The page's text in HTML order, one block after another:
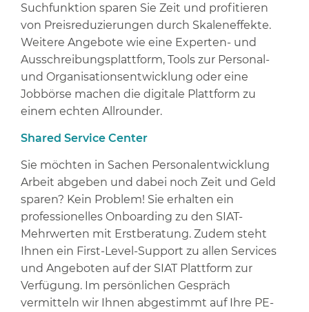
Suchfunktion sparen Sie Zeit und profitieren
von Preisreduzierungen durch Skaleneffekte.
Weitere Angebote wie eine Experten- und
Ausschreibungsplattform, Tools zur Personal-
und Organisationsentwicklung oder eine
Jobbörse machen die digitale Plattform zu
einem echten Allrounder.
Shared Service Center
Sie möchten in Sachen Personalentwicklung
Arbeit abgeben und dabei noch Zeit und Geld
sparen? Kein Problem! Sie erhalten ein
professionelles Onboarding zu den SIAT-
Mehrwerten mit Erstberatung. Zudem steht
Ihnen ein First-Level-Support zu allen Services
und Angeboten auf der SIAT Plattform zur
Verfügung. Im persönlichen Gespräch
vermitteln wir Ihnen abgestimmt auf Ihre PE-